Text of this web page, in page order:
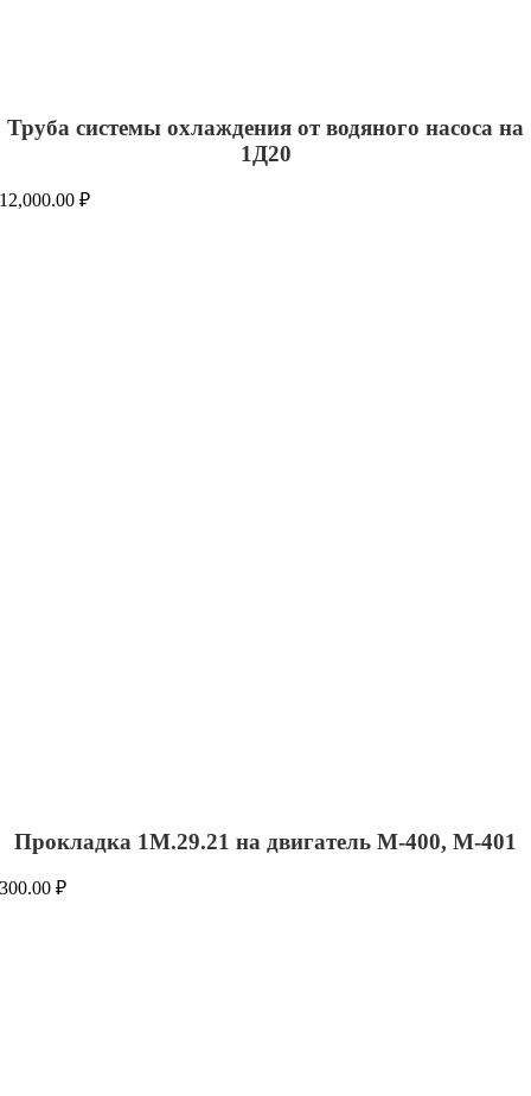
Труба системы охлаждения от водяного насоса на
1Д20
12,000.00₽
Прокладка 1М.29.21 на двигатель М-400, М-401
300.00₽